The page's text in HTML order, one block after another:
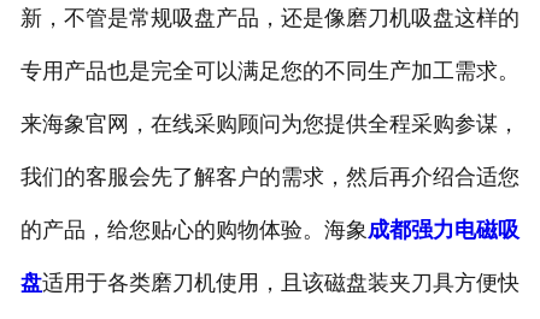
案例展示
联系我们
新，不管是常规吸盘产品，还是像磨刀机吸盘这样的
专用产品也是完全可以满足您的不同生产加工需求。
来海象官网，在线采购顾问为您提供全程采购参谋，
我们的客服会先了解客户的需求，然后再介绍合适您
的产品，给您贴心的购物体验。海象成都强力电磁吸
盘适用于各类磨刀机使用，且该磁盘装夹刀具方便快